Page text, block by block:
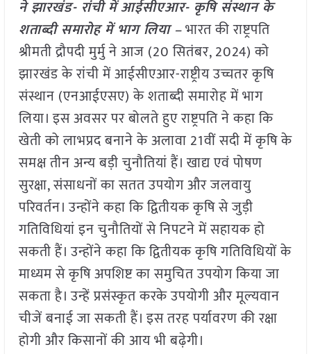
ने झारखंड- रांची में आईसीएआर- कृषि संस्थान के
शताब्दी समारोह में भाग लिया –भारत की राष्ट्रपति
श्रीमती द्रौपदी मुर्मु ने आज (20 सितंबर, 2024) को
झारखंड के रांची में आईसीएआर-राष्ट्रीय उच्चतर कृषि
संस्थान (एनआईएसए) के शताब्दी समारोह में भाग
लिया। इस अवसर पर बोलते हुए राष्ट्रपति ने कहा कि
खेती को लाभप्रद बनाने के अलावा 21वीं सदी में कृषि के
समक्ष तीन अन्य बड़ी चुनौतियां हैं। खाद्य एवं पोषण
सुरक्षा, संसाधनों का सतत उपयोग और जलवायु
परिवर्तन। उन्होंने कहा कि द्वितीयक कृषि से जुड़ी
गतिविधियां इन चुनौतियों से निपटने में सहायक हो
सकती हैं। उन्होंने कहा कि द्वितीयक कृषि गतिविधियों के
माध्यम से कृषि अपशिष्ट का समुचित उपयोग किया जा
सकता है। उन्हें प्रसंस्कृत करके उपयोगी और मूल्यवान
चीजें बनाई जा सकती हैं। इस तरह पर्यावरण की रक्षा
होगी और किसानों की आय भी बढ़ेगी।